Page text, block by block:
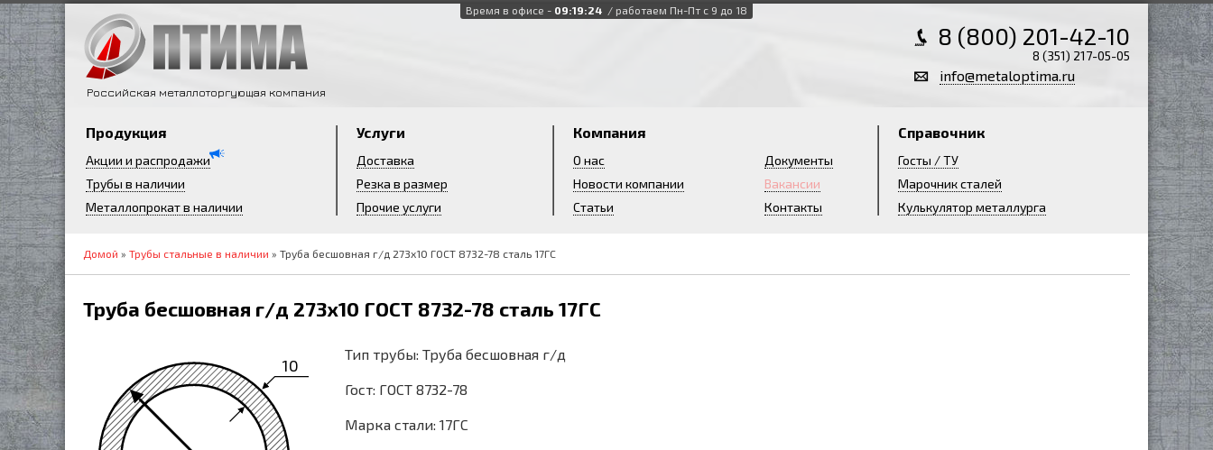
Время в офисе - 09:19:25 / работаем Пн-Пт с 9 до 18
Российская металлоторгующая компания
8 (800) 201-42-10
8 (351) 217-05-05
info@metaloptima.ru
Продукция
Акции и распродажи
Трубы в наличии
Металлопрокат в наличии
Услуги
Доставка
Резка в размер
Прочие услуги
Компания
О нас
Новости компании
Статьи
Документы
Вакансии
Контакты
Справочник
Госты / ТУ
Марочник сталей
Кулькулятор металлурга
Домой » Трубы стальные в наличии » Труба бесшовная г/д 273х10 ГОСТ 8732-78 сталь 17ГС
Труба бесшовная г/д 273х10 ГОСТ 8732-78 сталь 17ГС
10
Тип трубы: Труба бесшовная г/д
Гост: ГОСТ 8732-78
Марка стали: 17ГС